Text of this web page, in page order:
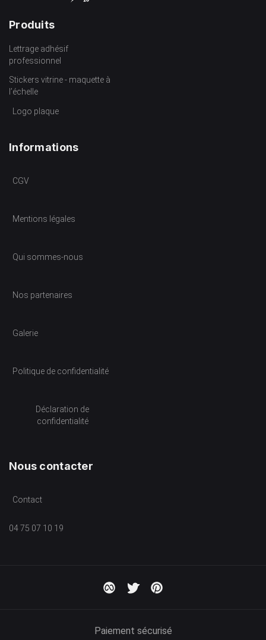
Produits
Lettrage adhésif
professionnel
Stickers vitrine - maquette à
l’échelle
Logo plaque
Informations
CGV
Mentions légales
Qui sommes-nous
Nos partenaires
Galerie
Politique de confidentialité
Déclaration de
confidentialité
Nous contacter
Contact
04 75 07 10 19
Paiement sécurisé